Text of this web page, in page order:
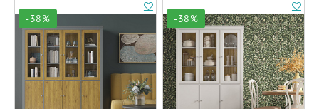
-38% -38%